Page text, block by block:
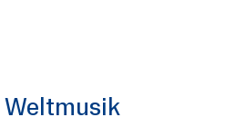
Weltmusik